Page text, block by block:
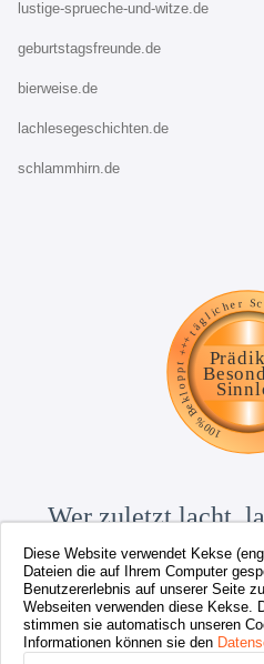
lustige-sprueche-und-witze.de
geburtstagsfreunde.de
bierweise.de
lachlesegeschichten.de
schlammhirn.de
Wer zuletzt lacht,
LachVegas ist ein Angebot von
Diese Website verwendet Kekse
Dateien die auf Ihrem Computer
Benutzererlebnis auf unserer Seite
Webseiten verwenden diese Kekse.
stimmen sie automatisch unseren
Informationen können sie den